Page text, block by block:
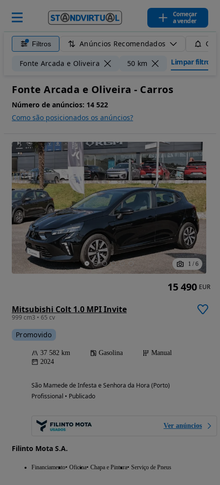
Começar
a vender
Filtros Anúncios Recomendados
Fonte Arcada e Oliveira 50 km Limpar filtros
Fonte Arcada e Oliveira - Carros
Número de anúncios: 14 522
Como são posicionados os anúncios?
1 / 6
Mitsubishi Colt 1.0 MPI Invite
999 cm3 • 65 cv
Promovido
37 582 km Gasolina
Manual
2024
São Mamede de Infesta e Senhora da Hora (Porto)
Profissional • Publicado
Ver anúncios
Filinto Mota S.A.
Financiamento Oficina Chapa e Pintura Serviço de Pneus
15 490 EUR